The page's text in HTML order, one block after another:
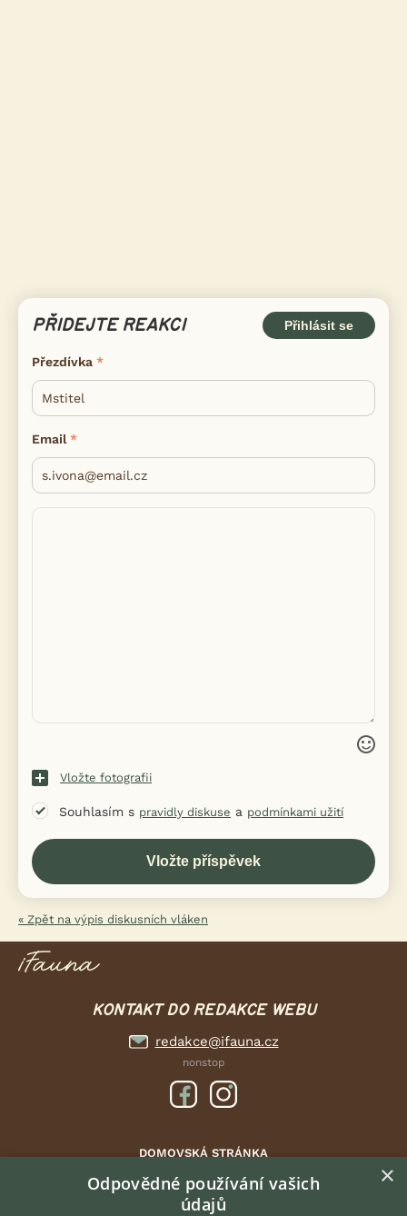
PŘIDEJTE REAKCI Přihlásit se
Přezdívka
Email
Vložte fotografii
Souhlasím s pravidly diskuse a podmínkami užití
« Zpět na výpis diskusních vláken
KONTAKT DO REDAKCE WEBU
redakce@ifauna.cz
nonstop
DOMOVSKÁ STRÁNKA
INZERCE
DISKUSE
×
Odpovědné používání vašich
údajů